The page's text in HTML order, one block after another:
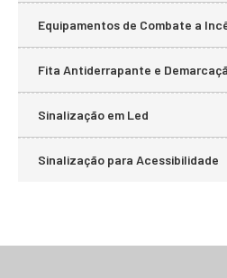
Equipamentos de Combate a
Fita Antiderrapante e
Sinalização em Led
Sinalização para Acessibilidade